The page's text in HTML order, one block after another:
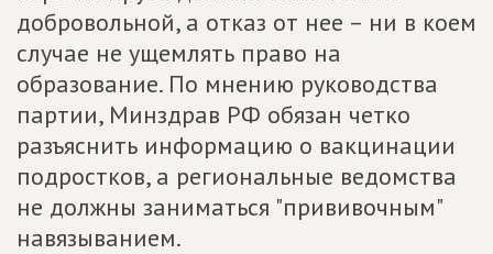
добровольной, а отказ от нее – ни в коем
случае не ущемлять право на
образование. По мнению руководства
партии, Минздрав РФ обязан четко
разъяснить информацию о вакцинации
подростков, а региональные ведомства
не должны заниматься "прививочным"
навязыванием.